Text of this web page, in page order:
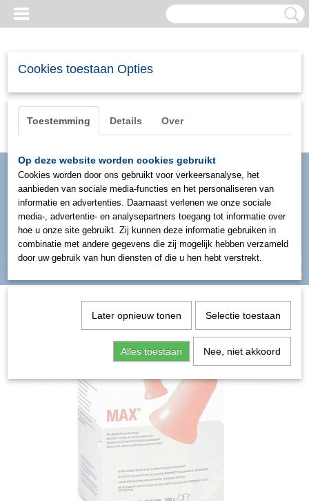
Inloggen Registreren
UW WINKELWAGEN
(0)
Cookies toestaan Opties
Toestemming Details Over
Op deze website worden cookies gebruikt
Cookies worden door ons gebruikt voor verkeersanalyse, het
aanbieden van sociale media-functies en het personaliseren van
informatie en advertenties. Daarnaast verlenen we onze sociale
media-, advertentie- en analysepartners toegang tot informatie over
hoe u onze site gebruikt. Zij kunnen deze informatie gebruiken in
combinatie met andere gegevens die zij mogelijk hebben verzameld
door uw gebruik van hun diensten of die u hen hebt verstrekt.
Later opnieuw tonen Selectie toestaan
Alles toestaan Nee, niet akkoord